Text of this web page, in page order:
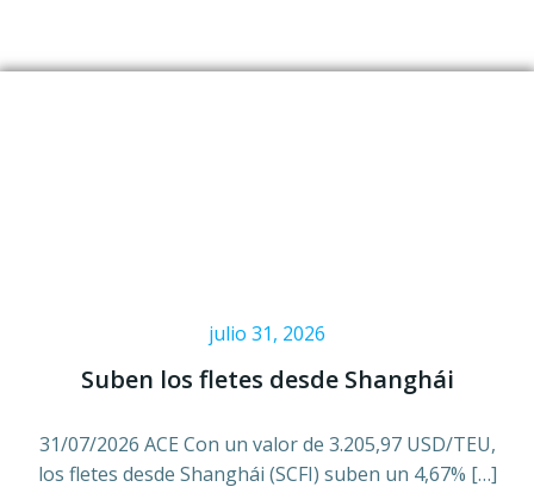
julio 31, 2026
Suben los fletes desde Shanghái
31/07/2026 ACE Con un valor de 3.205,97 USD/TEU,
los fletes desde Shanghái (SCFI) suben un 4,67% […]